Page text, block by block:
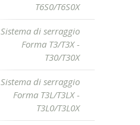
T6S0/T6S0X
Sistema di serraggio
Forma T3/T3X -
T30/T30X
Sistema di serraggio
Forma T3L/T3LX -
T3L0/T3L0X